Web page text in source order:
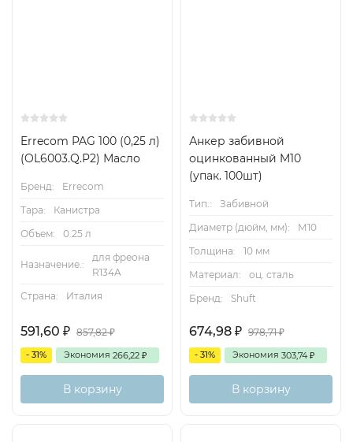
Errecom PAG 100 (0,25 л)
(OL6003.Q.P2) Масло
Бренд:
Errecom
Тара:
Канистра
Объем:
0.25 л
Назначение.:
для фреона
R134A
Страна:
Италия
591,60 ₽ 857,82₽
- 31% Экономия 266,22 ₽
В корзину
Анкер забивной
оцинкованный M10
(упак. 100шт)
Тип.:
Забивной
Диаметр (дюйм, мм):
М10
Толщина:
10 мм
Материал:
оц. сталь
Бренд:
Shuft
674,98 ₽ 978,71₽
- 31% Экономия 303,74 ₽
В корзину